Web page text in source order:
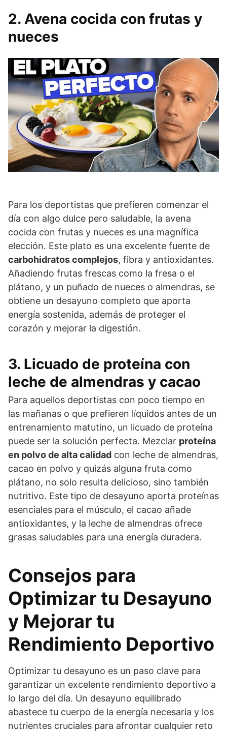
2. Avena cocida con frutas y
nueces
Para los deportistas que prefieren comenzar el
día con algo dulce pero saludable, la avena
cocida con frutas y nueces es una magnífica
elección. Este plato es una excelente fuente de
carbohidratos complejos, fibra y antioxidantes.
Añadiendo frutas frescas como la fresa o el
plátano, y un puñado de nueces o almendras, se
obtiene un desayuno completo que aporta
energía sostenida, además de proteger el
corazón y mejorar la digestión.
3. Licuado de proteína con
leche de almendras y cacao
Para aquellos deportistas con poco tiempo en
las mañanas o que prefieren líquidos antes de un
entrenamiento matutino, un licuado de proteína
puede ser la solución perfecta. Mezclar proteína
en polvo de alta calidad con leche de almendras,
cacao en polvo y quizás alguna fruta como
plátano, no solo resulta delicioso, sino también
nutritivo. Este tipo de desayuno aporta proteínas
esenciales para el músculo, el cacao añade
antioxidantes, y la leche de almendras ofrece
grasas saludables para una energía duradera.
Consejos para
Optimizar tu Desayuno
y Mejorar tu
Rendimiento Deportivo
Optimizar tu desayuno es un paso clave para
garantizar un excelente rendimiento deportivo a
lo largo del día. Un desayuno equilibrado
abastece tu cuerpo de la energía necesaria y los
nutrientes cruciales para afrontar cualquier reto